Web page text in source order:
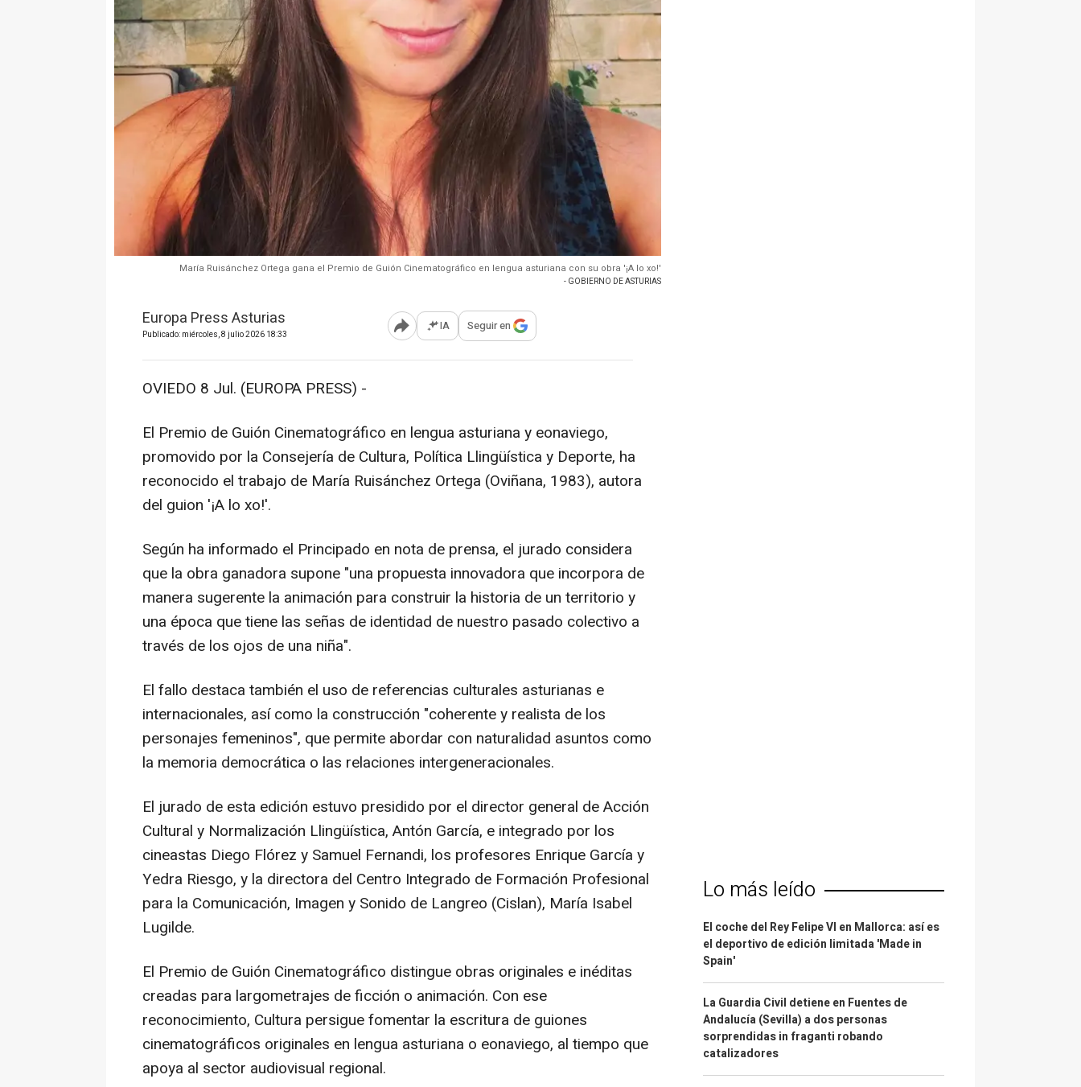
María Ruisánchez Ortega gana el Premio de Guión Cinematográfico en lengua asturiana con su obra '¡A lo xo!'
- GOBIERNO DE ASTURIAS
Europa Press Asturias
Publicado: miércoles, 8 julio 2026 18:33 Abrir opciones para compartir
IA Seguir en
OVIEDO 8 Jul. (EUROPA PRESS) -
El Premio de Guión Cinematográfico en lengua asturiana y eonaviego,
promovido por la Consejería de Cultura, Política Llingüística y Deporte, ha
reconocido el trabajo de María Ruisánchez Ortega (Oviñana, 1983), autora
del guion '¡A lo xo!'.
Según ha informado el Principado en nota de prensa, el jurado considera
que la obra ganadora supone "una propuesta innovadora que incorpora de
manera sugerente la animación para construir la historia de un territorio y
una época que tiene las señas de identidad de nuestro pasado colectivo a
través de los ojos de una niña".
El fallo destaca también el uso de referencias culturales asturianas e
internacionales, así como la construcción "coherente y realista de los
personajes femeninos", que permite abordar con naturalidad asuntos como
la memoria democrática o las relaciones intergeneracionales.
El jurado de esta edición estuvo presidido por el director general de Acción
Cultural y Normalización Llingüística, Antón García, e integrado por los
cineastas Diego Flórez y Samuel Fernandi, los profesores Enrique García y
Yedra Riesgo, y la directora del Centro Integrado de Formación Profesional
para la Comunicación, Imagen y Sonido de Langreo (Cislan), María Isabel
Lugilde.
El Premio de Guión Cinematográfico distingue obras originales e inéditas
creadas para largometrajes de ficción o animación. Con ese
reconocimiento, Cultura persigue fomentar la escritura de guiones
cinematográficos originales en lengua asturiana o eonaviego, al tiempo que
apoya al sector audiovisual regional.
Lo más leído
El coche del Rey Felipe VI en Mallorca: así es
el deportivo de edición limitada 'Made in
Spain'
La Guardia Civil detiene en Fuentes de
Andalucía (Sevilla) a dos personas
sorprendidas in fraganti robando
catalizadores